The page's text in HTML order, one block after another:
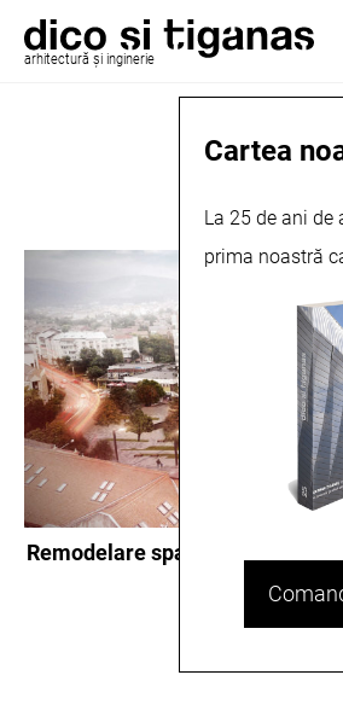
arhitectură și inginerie
Zalău
Remodelare spațiu urban, Zalău
Cartea
La 25 de ani de
prima noastră